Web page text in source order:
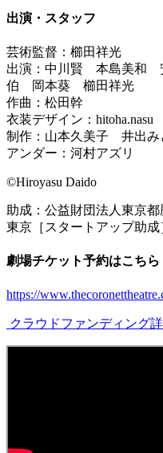
出演・スタッフ
芸術監督：櫛田祥光
出演：中川賢 本島美和
伯 岡本葵 櫛田祥光
作曲：松田幹
衣装デザイン：
制作：山本久美子 井出み
アンダー：河村アズリ
©︎Hiroyasu Daido
助成：公益財団法人東京
東京［スタートアップ助成
劇場チケット予約はこちら
https://
クラウドファンディング